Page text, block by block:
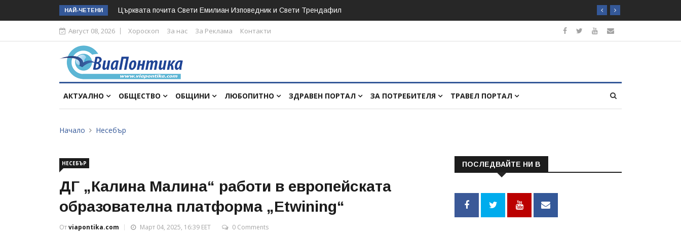
НАЙ-ЧЕТЕНИ Църквата почита Свeти Емилиан Изповедник и Свети Трендафил
Август 08, 2026 Хороскоп За нас За Реклама Контакти
АКТУАЛНО ОБЩЕСТВО ОБЩИНИ ЛЮБОПИТНО ЗДРАВЕН ПОРТАЛ ЗА ПОТРЕБИТЕЛЯ ТРАВЕЛ ПОРТАЛ
Начало Несебър
НЕСЕБЪР
ДГ „Калина Малина“ работи в европейската
образователна платформа „Etwining“
Отviapontika.com Март 04, 2025, 16:39 EET 0 Comments
ПОСЛЕДВАЙТЕ НИ В